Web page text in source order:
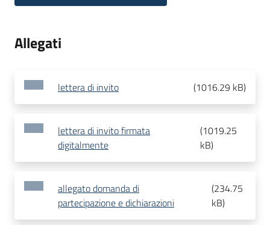
Allegati
lettera di invito (1016.29 kB)
lettera di invito firmata
digitalmente
(1019.25
kB)
allegato domanda di
partecipazione e dichiarazioni
(234.75
kB)